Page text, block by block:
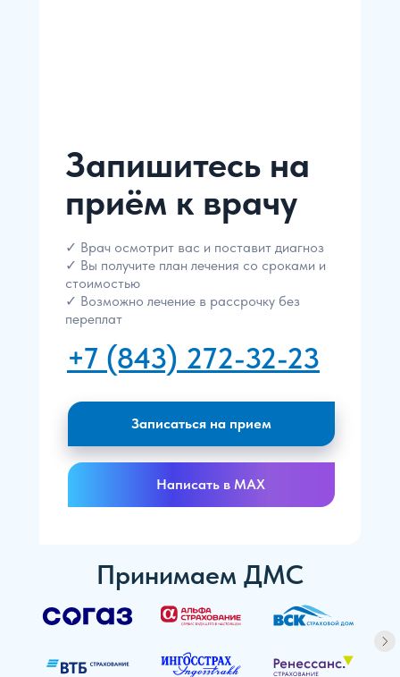
Запишитесь на
приём к врачу
✓ Врач осмотрит вас и поставит диагноз
✓ Вы получите план лечения со сроками и
стоимостью
✓ Возможно лечение в рассрочку без
переплат
+7 (843) 272-32-23
Записаться на прием
Написать в MAX
Принимаем ДМС